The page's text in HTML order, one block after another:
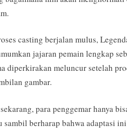
casting berjalan mulus,
jajaran pemain lengkap
diperkirakan meluncur setelah
gambar.
para penggemar hanya
sambil berharap bahwa adaptasi